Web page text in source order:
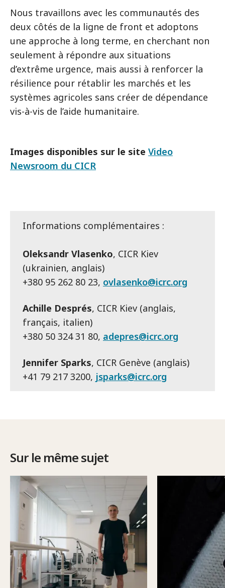
Nous travaillons avec les communautés des
deux côtés de la ligne de front et adoptons
une approche à long terme, en cherchant non
seulement à répondre aux situations
d’extrême urgence, mais aussi à renforcer la
résilience pour rétablir les marchés et les
systèmes agricoles sans créer de dépendance
vis-à-vis de l’aide humanitaire.
Images disponibles sur le site Video
Newsroom du CICR
Informations complémentaires :
Oleksandr Vlasenko, CICR Kiev
(ukrainien, anglais)
+380 95 262 80 23, ovlasenko@icrc.org
Achille Després, CICR Kiev (anglais,
français, italien)
+380 50 324 31 80, adepres@icrc.org
Jennifer Sparks, CICR Genève (anglais)
+41 79 217 3200, jsparks@icrc.org
Sur le même sujet